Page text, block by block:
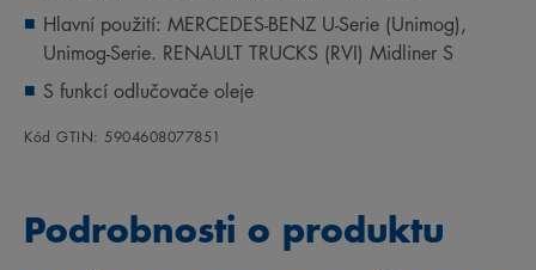
Hlavní použití: MERCEDES-BENZ U-Serie (Unimog),
Unimog-Serie. RENAULT TRUCKS (RVI) Midliner S
S funkcí odlučovače oleje
Kód GTIN: 5904608077851
Podrobnosti o produktu